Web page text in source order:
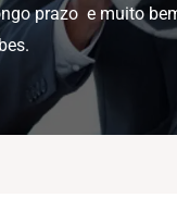
prazo e muito